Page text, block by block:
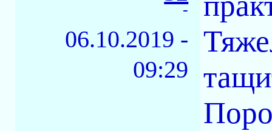
-
06.10.2019 -
09:29